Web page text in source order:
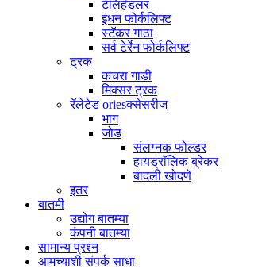
टेलिहँडलर
इंधन फोर्कलिफ्ट
स्टॅकर गाठा
सर्व टेर्रेन फोर्कलिफ्ट
ट्रक
कचरा गाडी
मिक्सर ट्रक
रॅलेटेड oriesक्सेसरीज
भाग
जोड
संलग्नक फोल्डर
हायड्रॉलिक ब्रेकर
बादली खोदणे
इतर
बातमी
उद्योग बातम्या
कंपनी बातम्या
सामान्य प्रश्न
आमच्याशी संपर्क साधा